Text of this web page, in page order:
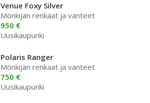
Venue Foxy Silver
Mönkijän renkaat ja vanteet
950 €
Uusikaupunki
Polaris Ranger
Mönkijän renkaat ja vanteet
750 €
Uusikaupunki